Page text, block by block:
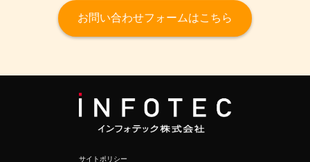
お問い合わせフォームはこちら
サイトポリシー